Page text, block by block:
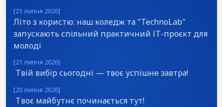
[21 липня 2026]
Літо з користю: наш коледж та "TechnoLab"
запускають спільний практичний ІТ-проєкт для
молоді
[21 липня 2026]
Твій вибір сьогодні — твоє успішне завтра!
[20 липня 2026]
Твоє майбутнє починається тут!